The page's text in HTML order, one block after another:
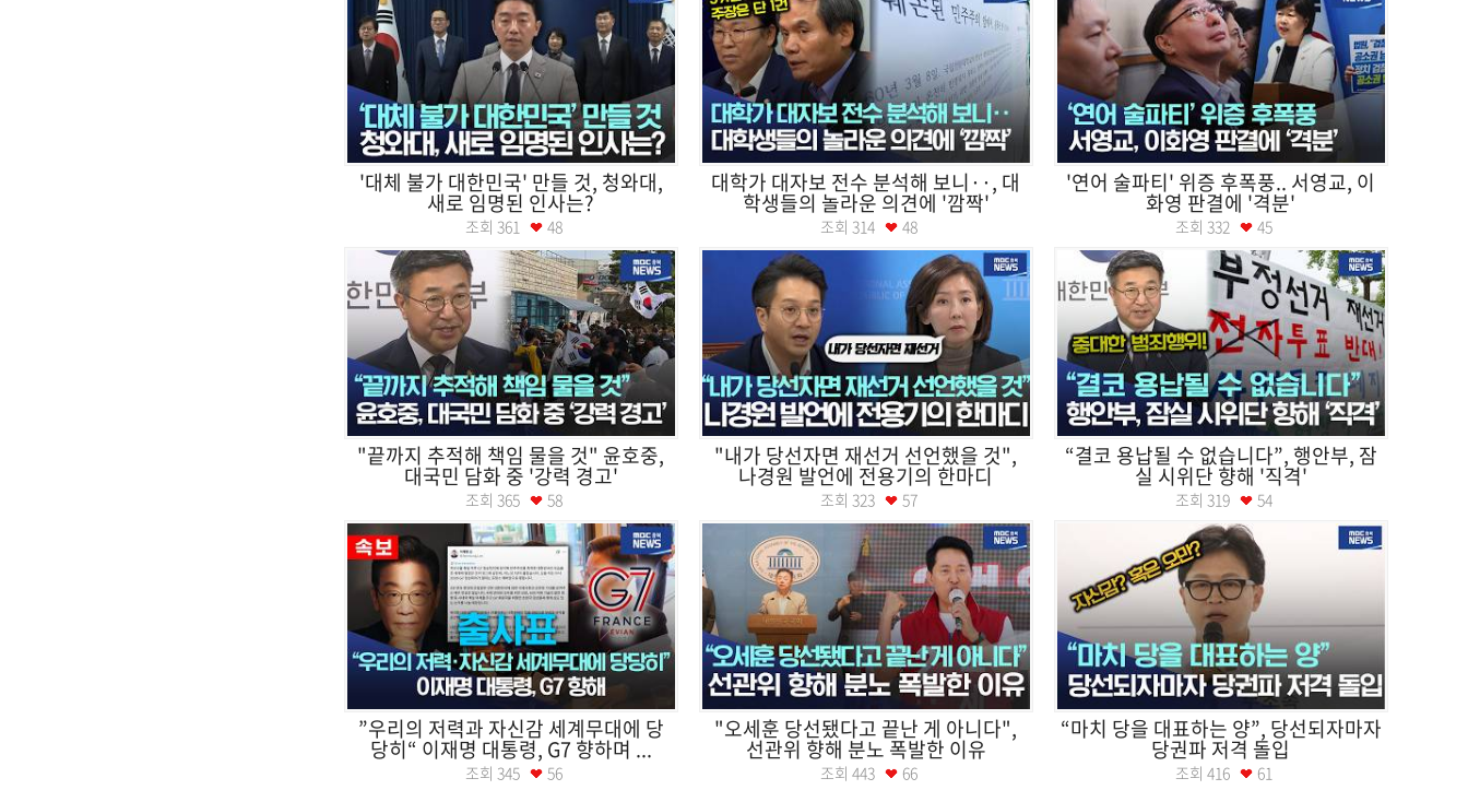
'대체 불가 대한민국' 만들 것, 청와대,
새로 임명된 인사는?
조회 361 48
대학가 대자보 전수 분석해 보니··, 대
학생들의 놀라운 의견에 '깜짝'
조회 314 48
'연어 술파티' 위증 후폭풍.. 서영교, 이
화영 판결에 '격분'
조회 332 45
"끝까지 추적해 책임 물을 것" 윤호중,
대국민 담화 중 '강력 경고'
조회 365 58
"내가 당선자면 재선거 선언했을 것",
나경원 발언에 전용기의 한마디
조회 323 57
“결코 용납될 수 없습니다”, 행안부, 잠
실 시위단 향해 '직격'
조회 319 54
”우리의 저력과 자신감 세계무대에 당
당히“ 이재명 대통령, G7 향하며 ...
조회 345 56
"오세훈 당선됐다고 끝난 게 아니다",
선관위 향해 분노 폭발한 이유
조회 443 66
“마치 당을 대표하는 양”, 당선되자마자
당권파 저격 돌입
조회 416 61